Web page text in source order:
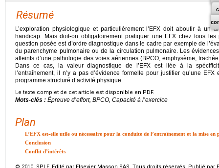
Résumé
L’exploration physiologique et particulièrement l’EFX doit aboutir à un
handicap. Mais doit-on obligatoirement pratiquer une EFX chez tous
question posée est d’ordre diagnostique dans le cadre par exemple de
du parenchyme pulmonaire ou de la circulation pulmonaire. Les
atteints d’une pathologie des voies aériennes (BPCO, emphysème,
Dans ce cas, la valeur diagnostique de l’EFX est liée à la
l’entraînement, il n’y a pas d’évidence formelle pour justifier qu’une
programme structuré d’activité physique.
Le texte complet de cet article est disponible en PDF.
Mots-clés : Épreuve d’effort, BPCO, Capacité à l’exercice
Plan
L’EFX est-elle utile ou nécessaire pour la conduite de l’entraînement et la mise
Conclusion
Conflit d’intérêts
© 2010 SPLF. Edité par Elsevier Masson SAS. Tous droits réservés. Publié par